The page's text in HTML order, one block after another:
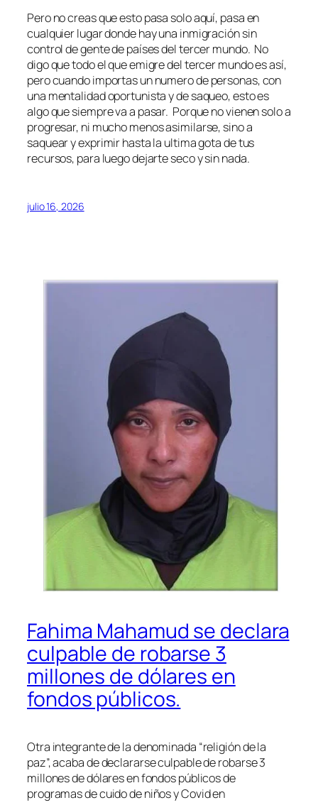
Pero no creas que esto pasa solo aquí, pasa en
cualquier lugar donde hay una inmigración sin
control de gente de países del tercer mundo. No
digo que todo el que emigre del tercer mundo es así,
pero cuando importas un numero de personas, con
una mentalidad oportunista y de saqueo, esto es
algo que siempre va a pasar. Porque no vienen solo a
progresar, ni mucho menos asimilarse, sino a
saquear y exprimir hasta la ultima gota de tus
recursos, para luego dejarte seco y sin nada.
julio 16, 2026
Fahima Mahamud se declara
culpable de robarse 3
millones de dólares en
fondos públicos.
Otra integrante de la denominada “religión de la
paz”, acaba de declararse culpable de robarse 3
millones de dólares en fondos públicos de
programas de cuido de niños y Covid en